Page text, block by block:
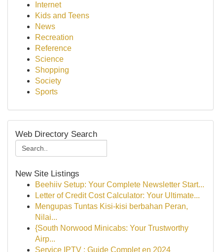
Internet
Kids and Teens
News
Recreation
Reference
Science
Shopping
Society
Sports
Web Directory Search
New Site Listings
Beehiiv Setup: Your Complete Newsletter Start...
Letter of Credit Cost Calculator: Your Ultimate...
Mengupas Tuntas Kisi-kisi berbahan Peran,
Nilai...
{South Norwood Minicabs: Your Trustworthy
Airp...
Service IPTV : Guide Complet en 2024